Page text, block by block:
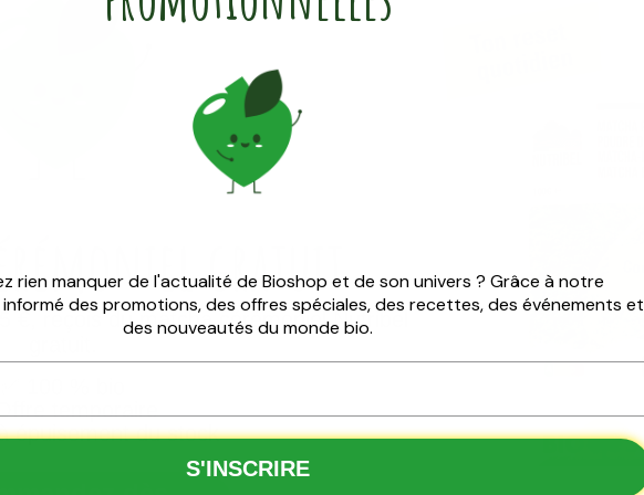
Ajouté
gratuit
€, reçois du matcha cérémoniel Nutribel
temporaire
épuisement du stock
rien manquer de l'actualité de Bioshop et de son univers ? Grâce à notre
des promotions, des offres spéciales, des recettes, des événements et
des nouveautés du monde bio.
S'INSCRIRE